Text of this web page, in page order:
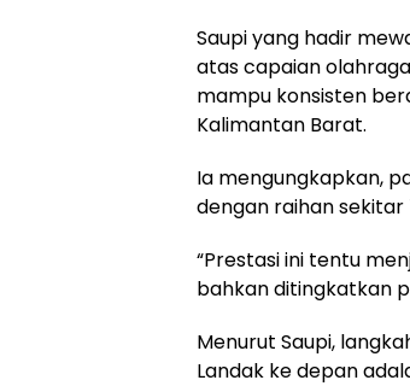
Saupi yang hadir
atas capaian
mampu konsisten
Kalimantan Barat.
Ia mengungkapkan,
dengan raihan sekitar
“Prestasi ini tentu
bahkan ditingkatkan
Menurut Saupi,
Landak ke depan